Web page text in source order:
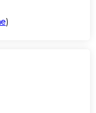
)